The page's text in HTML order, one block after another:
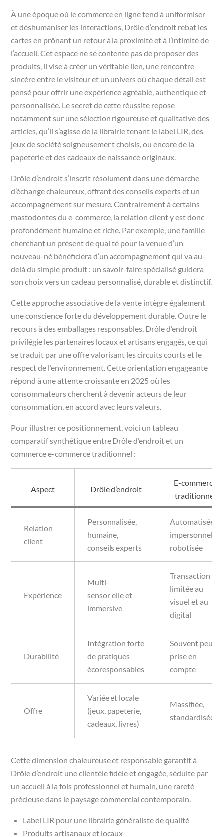
À une époque où le commerce en ligne tend à uniformiser
et déshumaniser les interactions, Drôle d’endroit rebat les
cartes en prônant un retour à la proximité et à l’intimité de
l’accueil. Cet espace ne se contente pas de proposer des
produits, il vise à créer un véritable lien, une rencontre
sincère entre le visiteur et un univers où chaque détail est
pensé pour offrir une expérience agréable, authentique et
personnalisée. Le secret de cette réussite repose
notamment sur une sélection rigoureuse et qualitative des
articles, qu’il s’agisse de la librairie tenant le label LIR, des
jeux de société soigneusement choisis, ou encore de la
papeterie et des cadeaux de naissance originaux.
Drôle d’endroit s’inscrit résolument dans une démarche
d’échange chaleureux, offrant des conseils experts et un
accompagnement sur mesure. Contrairement à certains
mastodontes du e-commerce, la relation client y est donc
profondément humaine et riche. Par exemple, une famille
cherchant un présent de qualité pour la venue d’un
nouveau-né bénéficiera d’un accompagnement qui va au-
delà du simple produit : un savoir-faire spécialisé guidera
son choix vers un cadeau personnalisé, durable et distinctif.
Cette approche associative de la vente intègre également
une conscience forte du développement durable. Outre le
recours à des emballages responsables, Drôle d’endroit
privilégie les partenaires locaux et artisans engagés, ce qui
se traduit par une offre valorisant les circuits courts et le
respect de l’environnement. Cette orientation engageante
répond à une attente croissante en 2025 où les
consommateurs cherchent à devenir acteurs de leur
consommation, en accord avec leurs valeurs.
Pour illustrer ce positionnement, voici un tableau
comparatif synthétique entre Drôle d’endroit et un
commerce e-commerce traditionnel :
Aspect Drôle d’endroit
E-commerce
traditionnel
Relation
client
Personnalisée,
humaine,
conseils experts
Automatisée,
impersonnelle,
robotisée
Expérience
Multi-
sensorielle et
immersive
Transaction
limitée au
visuel et au
digital
Durabilité
Intégration forte
de pratiques
écoresponsables
Souvent peu
prise en
compte
Offre
Variée et locale
(jeux, papeterie,
cadeaux, livres)
Massifiée,
standardisée
Cette dimension chaleureuse et responsable garantit à
Drôle d’endroit une clientèle fidèle et engagée, séduite par
un accueil à la fois professionnel et humain, une rareté
précieuse dans le paysage commercial contemporain.
Label LIR pour une librairie généraliste de qualité
Produits artisanaux et locaux